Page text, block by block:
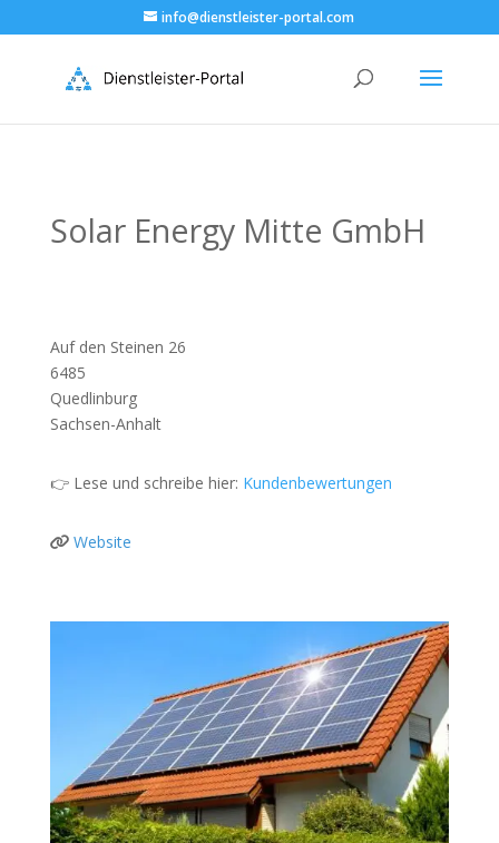
info@dienstleister-portal.com
Solar Energy Mitte GmbH
Auf den Steinen 26
6485
Quedlinburg
Sachsen-Anhalt
👉 Lese und schreibe hier: Kundenbewertungen
Website